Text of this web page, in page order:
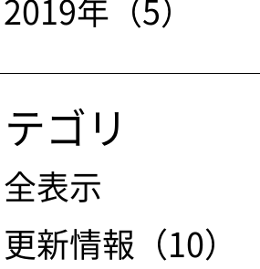
年（5）
ゴリ
表示
新情報（10）